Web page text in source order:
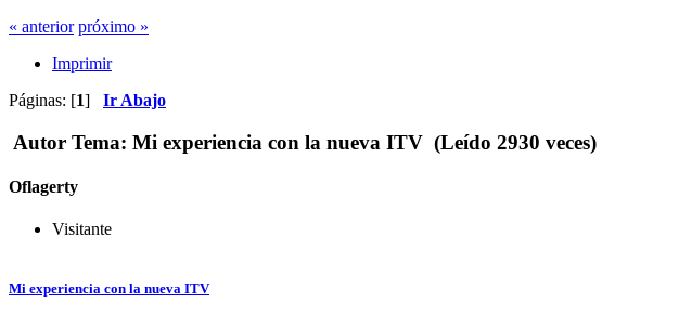
« anterior próximo »
Imprimir
Páginas: [1] Ir Abajo
Autor Tema: Mi experiencia con la nueva ITV (Leído 2930 veces)
Oflagerty
Visitante
Mi experiencia con la nueva ITV